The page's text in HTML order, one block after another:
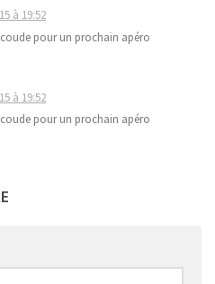
à 19:52
pour un prochain apéro
à 19:52
pour un prochain apéro